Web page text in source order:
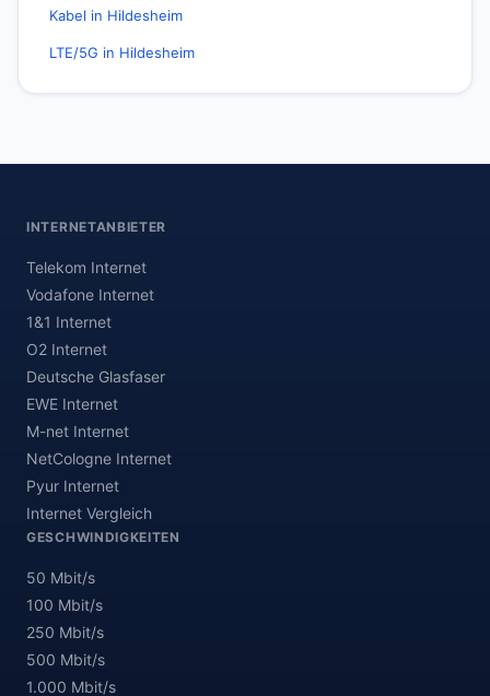
Kabel in Hildesheim
LTE/5G in Hildesheim
INTERNETANBIETER
Telekom Internet
Vodafone Internet
1&1 Internet
O2 Internet
Deutsche Glasfaser
EWE Internet
M-net Internet
NetCologne Internet
Pyur Internet
Internet Vergleich
GESCHWINDIGKEITEN
50 Mbit/s
100 Mbit/s
250 Mbit/s
500 Mbit/s
1.000 Mbit/s